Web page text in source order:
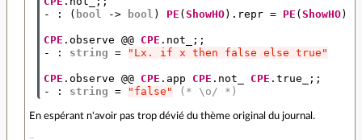
-
: ( bool -> bool ) PE ( ShowHO). repr = PE ( ShowHO).
CPE . observe @@ CPE . not_
;;
-
: string = "Lx. if x then false else true"
CPE . observe @@ CPE . app CPE . not_ CPE . true_
;;
-
: string = "false" (* \o/ *)
En espérant n'avoir pas trop dévié du thème original du journal.